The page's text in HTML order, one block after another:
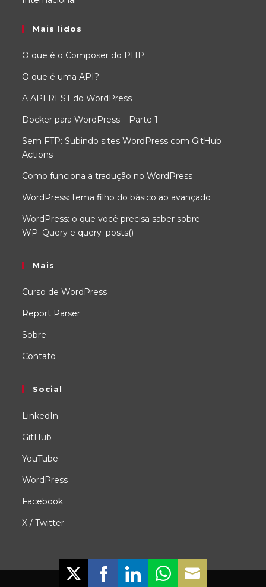
Mais lidos
O que é o Composer do PHP
O que é uma API?
A API REST do WordPress
Docker para WordPress – Parte 1
Sem FTP: Subindo sites WordPress com GitHub
Actions
Como funciona a tradução no WordPress
WordPress: tema filho do básico ao avançado
WordPress: o que você precisa saber sobre
WP_Query e query_posts()
Mais
Curso de WordPress
Report Parser
Sobre
Contato
Social
LinkedIn
GitHub
YouTube
WordPress
Facebook
X / Twitter
Copyright 2024 - OceanWP Theme by OceanWP